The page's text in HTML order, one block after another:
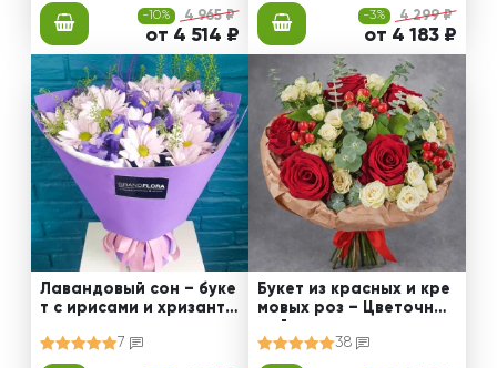
-10% 4 965 ₽
от 4 514 ₽
-3% 4 299 ₽
от 4 183 ₽
Лавандовый сон – буке
т с ирисами и хризанте
7
Букет из красных и кре
мовых роз – Цветочный
38